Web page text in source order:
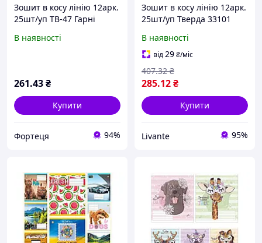
Зошит в косу лінію 12арк.
25шт/уп ТВ-47 Гарнi
В наявності
261.43₴
Купити
Фортеця 94%
Зошит в косу лінію 12арк.
25шт/уп Тверда 33101
В наявності
від29₴/міс
285.12₴
407.32 ₴
Купити
Livante 95%